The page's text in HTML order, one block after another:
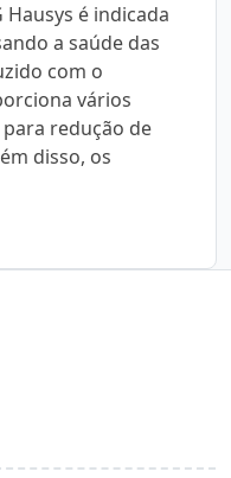
Hausys é indicada
a saúde das
com o
vários
redução de
disso, os